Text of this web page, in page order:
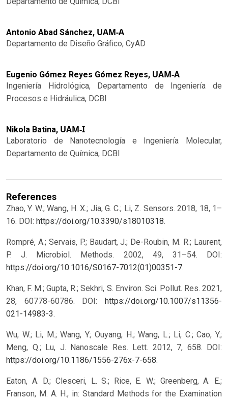
Antonio Abad Sánchez, UAM-A
Departamento de Diseño Gráfico, CyAD
Eugenio Gómez Reyes Gómez Reyes, UAM-A
Ingeniería Hidrológica, Departamento de Ingeniería de
Procesos e Hidráulica, DCBI
Nikola Batina, UAM-I
Laboratorio de Nanotecnología e Ingeniería Molecular,
Departamento de Química, DCBI
References
Zhao, Y. W.; Wang, H. X.; Jia, G. C.; Li, Z. Sensors. 2018, 18, 1–
16. DOI: https://doi.org/10.3390/s18010318.
Rompré, A.; Servais, P.; Baudart, J.; De-Roubin, M. R.; Laurent,
P. J. Microbiol. Methods. 2002, 49, 31–54. DOI:
https://doi.org/10.1016/S0167-7012(01)00351-7.
Khan, F. M.; Gupta, R.; Sekhri, S. Environ. Sci. Pollut. Res. 2021,
28, 60778-60786. DOI:
https://doi.org/10.1007/s11356-
021-14983-3.
Wu, W.; Li, M.; Wang, Y.; Ouyang, H.; Wang, L.; Li, C.; Cao, Y.;
Meng, Q.; Lu, J. Nanoscale Res. Lett. 2012, 7, 658. DOI:
https://doi.org/10.1186/1556-276x-7-658.
Eaton, A. D.; Clesceri, L. S.; Rice, E. W.; Greenberg, A. E.;
Franson, M. A. H., in: Standard Methods for the Examination